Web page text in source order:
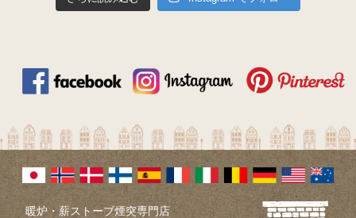
暖炉・薪ストーブ煙突専門店